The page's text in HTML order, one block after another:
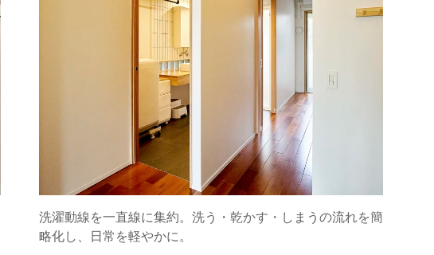
洗濯動線を一直線に集約。洗う・乾かす・しまうの流れを簡
略化し、日常を軽やかに。